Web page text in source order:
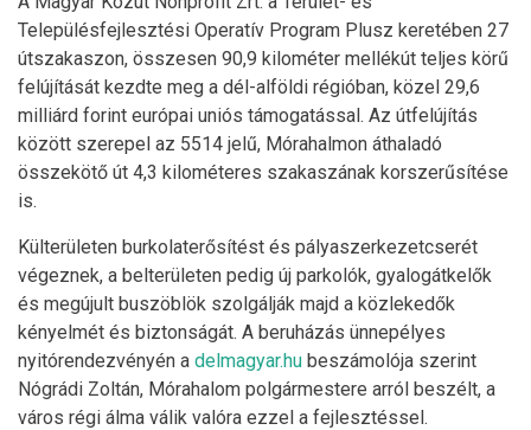
Településfejlesztési Operatív Program Plusz keretében 27
útszakaszon, összesen 90,9 kilométer mellékút teljes körű
felújítását kezdte meg a dél-alföldi régióban, közel 29,6
milliárd forint európai uniós támogatással. Az útfelújítás
között szerepel az 5514 jelű, Mórahalmon áthaladó
összekötő út 4,3 kilométeres szakaszának korszerűsítése
is.
Külterületen burkolaterősítést és pályaszerkezetcserét
végeznek, a belterületen pedig új parkolók, gyalogátkelők
és megújult buszöblök szolgálják majd a közlekedők
kényelmét és biztonságát. A beruházás ünnepélyes
nyitórendezvényén a delmagyar.hu beszámolója szerint
Nógrádi Zoltán, Mórahalom polgármestere arról beszélt, a
város régi álma válik valóra ezzel a fejlesztéssel.